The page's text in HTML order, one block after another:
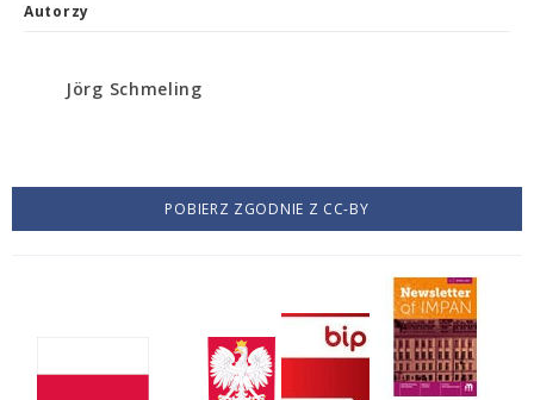
Autorzy
Jörg Schmeling
POBIERZ ZGODNIE Z CC-BY